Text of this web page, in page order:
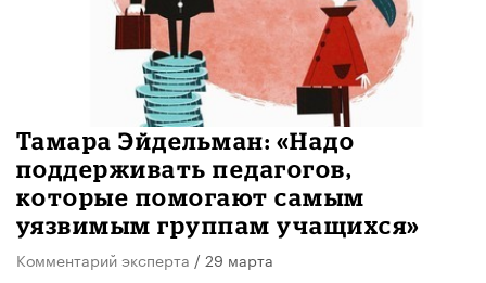
Тамара Эйдельман: «Надо
поддерживать педагогов,
которые помогают самым
уязвимым группам учащихся»
Комментарий эксперта / 29 марта